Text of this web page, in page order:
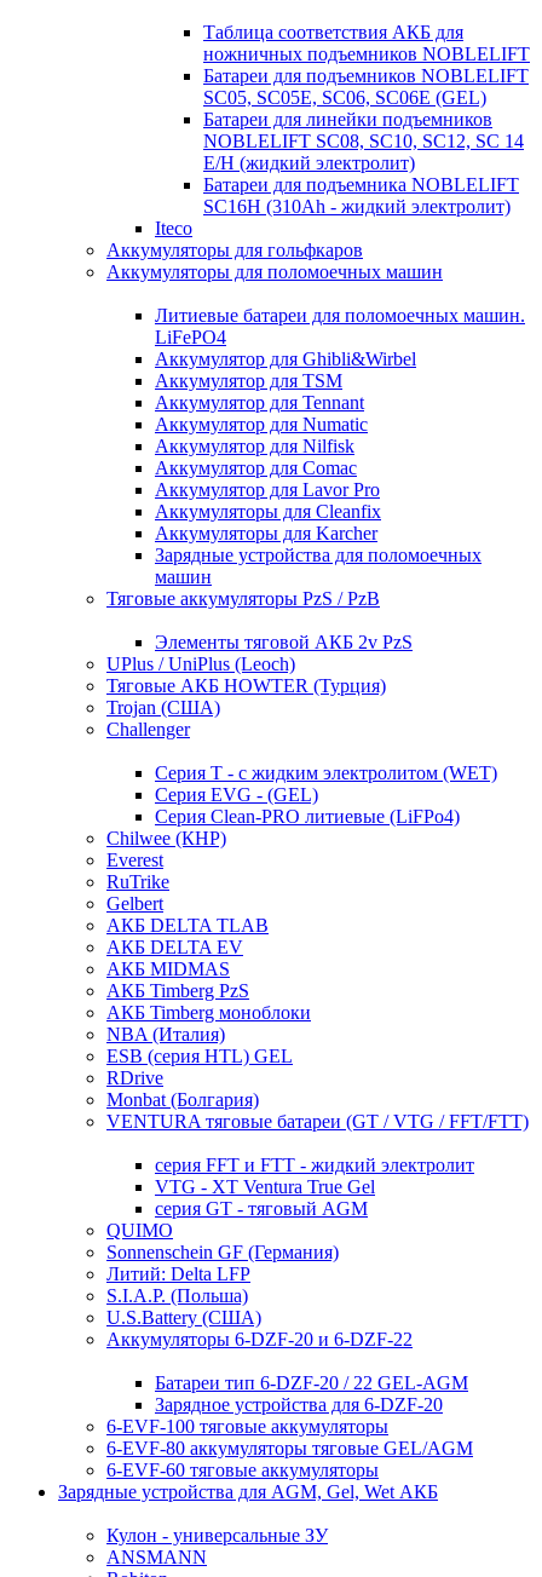
Таблица соответствия АКБ для
ножничных подъемников NOBLELIFT
Батареи для подъемников NOBLELIFT
SC05, SC05E, SC06, SC06E (GEL)
Батареи для линейки подъемников
NOBLELIFT SC08, SC10, SC12, SC 14
E/H (жидкий электролит)
Батареи для подъемника NOBLELIFT
SC16H (310Ah - жидкий электролит)
Iteco
Аккумуляторы для гольфкаров
Аккумуляторы для поломоечных машин
Литиевые батареи для поломоечных машин.
LiFePO4
Аккумулятор для Ghibli&Wirbel
Аккумулятор для TSM
Аккумулятор для Tennant
Аккумулятор для Numatic
Аккумулятор для Nilfisk
Аккумулятор для Comac
Аккумулятор для Lavor Pro
Аккумуляторы для Cleanfix
Аккумуляторы для Karcher
Зарядные устройства для поломоечных
машин
Тяговые аккумуляторы PzS / PzB
Элементы тяговой АКБ 2v PzS
UPlus / UniPlus (Leoch)
Тяговые АКБ HOWTER (Турция)
Trojan (США)
Challenger
Серия T - с жидким электролитом (WET)
Серия EVG - (GEL)
Серия Clean-PRO литиевые (LiFPo4)
Chilwee (КНР)
Everest
RuTrike
Gelbert
АКБ DELTA TLAB
АКБ DELTA EV
АКБ MIDMAS
АКБ Timberg PzS
АКБ Timberg моноблоки
NBA (Италия)
ESB (серия HTL) GEL
RDrive
Monbat (Болгария)
VENTURA тяговые батареи (GT / VTG / FFT/FTT)
серия FFT и FTT - жидкий электролит
VTG - XT Ventura True Gel
серия GT - тяговый AGM
QUIMO
Sonnenschein GF (Германия)
Литий: Delta LFP
S.I.A.P. (Польша)
U.S.Battery (США)
Аккумуляторы 6-DZF-20 и 6-DZF-22
Батареи тип 6-DZF-20 / 22 GEL-AGM
Зарядное устройства для 6-DZF-20
6-EVF-100 тяговые аккумуляторы
6-EVF-80 аккумуляторы тяговые GEL/AGM
6-EVF-60 тяговые аккумуляторы
Зарядные устройства для AGM, Gel, Wet АКБ
Кулон - универсальные ЗУ
ANSMANN